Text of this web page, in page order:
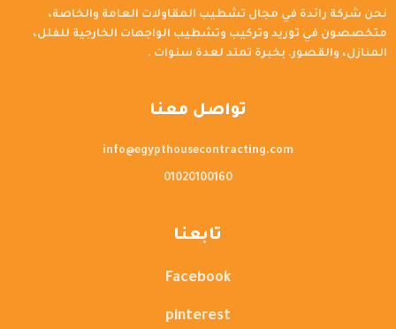
نحن شركة رائدة في مجال تشطيب المقاولات العامة والخاصة،
متخصصون في توريد وتركيب وتشطيب الواجهات الخارجية للفلل،
المنازل، والقصور. بخبرة تمتد لعدة سنوات .
تواصل معنا
info@egypthousecontracting.com
01020100160
تابعنا
Facebook
pinterest